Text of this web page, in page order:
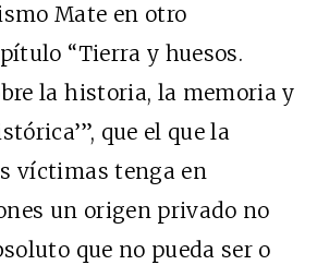
Mate en otro
“Tierra y huesos.
la historia, la memoria y
que el que la
víctimas tenga en
un origen privado no
que no pueda ser o